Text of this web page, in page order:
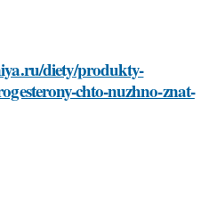
diety/produkty-
chto-nuzhno-znat-